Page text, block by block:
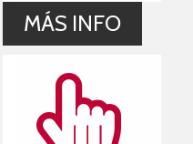
MÁS INFO